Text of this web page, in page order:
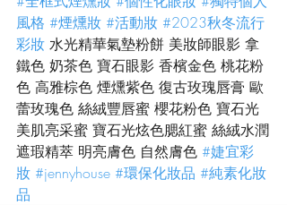
風格 #煙燻妝 #活動妝 #2023秋冬流行
彩妝 水光精華氣墊粉餅 美妝師眼影 拿
鐵色 奶茶色 寶石眼影 香檳金色 桃花粉
色 高雅棕色 煙燻紫色 復古玫瑰唇膏 歐
蕾玫瑰色 絲絨豐唇蜜 櫻花粉色 寶石光
美肌亮采蜜 寶石光炫色腮紅蜜 絲絨水潤
遮瑕精萃 明亮膚色 自然膚色 #婕宜彩
妝 #jennyhouse #環保化妝品 #純素化妝
品